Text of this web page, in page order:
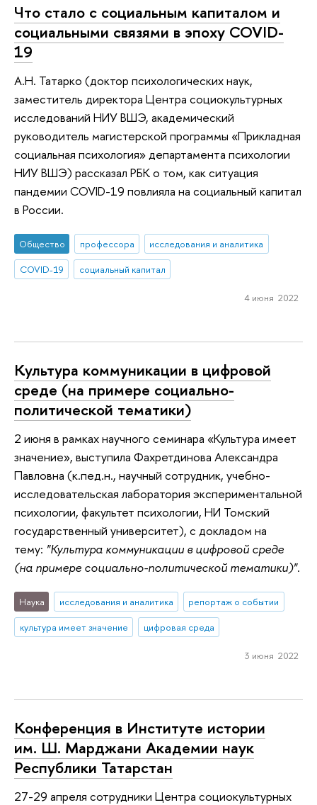
Что стало с социальным капиталом и
социальными связями в эпоху COVID-
19
А.Н. Татарко (доктор психологических наук,
заместитель директора Центра социокультурных
исследований НИУ ВШЭ, академический
руководитель магистерской программы «Прикладная
социальная психология» департамента психологии
НИУ ВШЭ) рассказал РБК о том, как ситуация
пандемии COVID-19 повлияла на социальный капитал
в России.
Общество профессора
исследования и аналитика
COVID-19
социальный капитал
4 июня 2022
Культура коммуникации в цифровой
среде (на примере социально-
политической тематики)
2 июня в рамках научного семинара «Культура имеет
значение», выступила Фахретдинова Александра
Павловна (к.пед.н., научный сотрудник, учебно-
исследовательская лаборатория экспериментальной
психологии, факультет психологии, НИ Томский
государственный университет), с докладом на
тему: "Культура коммуникации в цифровой среде
(на примере социально-политической тематики)".
Наука исследования и аналитика
репортаж о событии
культура имеет значение
цифровая среда
3 июня 2022
Конференция в Институте истории
им. Ш. Марджани Академии наук
Республики Татарстан
27-29 апреля сотрудники Центра социокультурных